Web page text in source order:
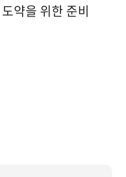
약을 위한 준비